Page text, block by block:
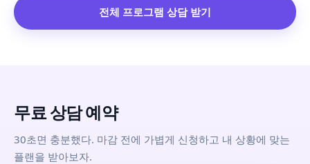
전체 프로그램 상담 받기
무료 상담 예약
30초면 충분했다. 마감 전에 가볍게 신청하고 내 상황에 맞는
플랜을 받아보자.